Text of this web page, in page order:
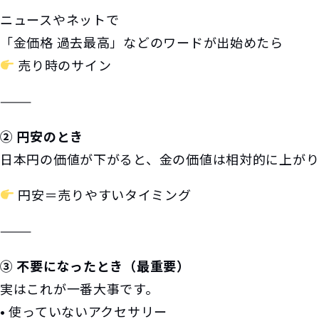
ニュースやネットで
「金価格 過去最高」などのワードが出始めたら
売り時のサイン
⸻
② 円安のとき
日本円の価値が下がると、金の価値は相対的に上が
円安＝売りやすいタイミング
⸻
③ 不要になったとき（最重要）
実はこれが一番大事です。
• 使っていないアクセサリー